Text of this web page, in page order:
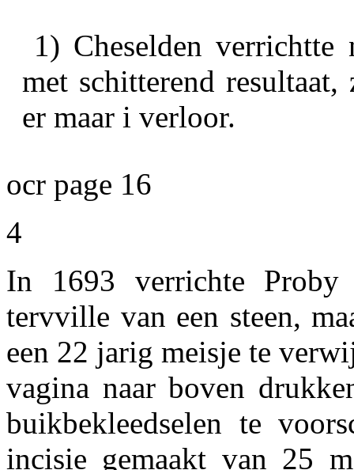
1) Cheselden
met schitterend
er maar i verloor.
ocr page 16
4
In 1693 verrichte
tervville van een steen,
een 22 jarig meisje te
vagina naar boven
buikbekleedselen te
incisie gemaakt van 25